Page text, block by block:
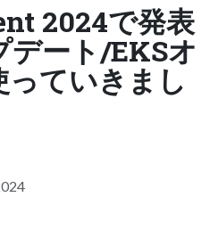
2024で発表
デート/EKSオ
ていきまし